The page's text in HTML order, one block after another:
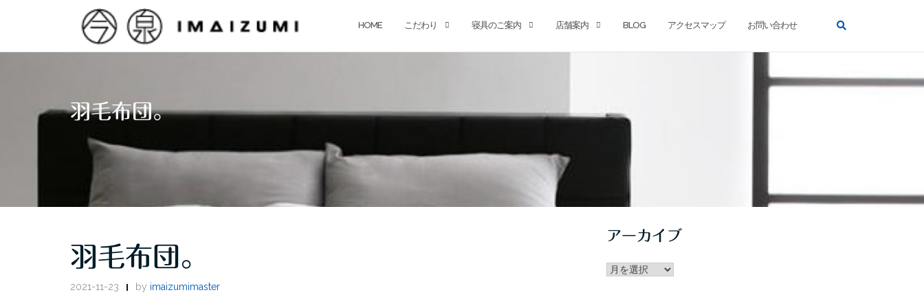
HOME こだわり 寝具のご案内 店舗案内 BLOG アクセスマップ お問い合わせ
羽毛布団。
羽毛布団。
2021-11-23 by imaizumimaster
アーカイブ
アー